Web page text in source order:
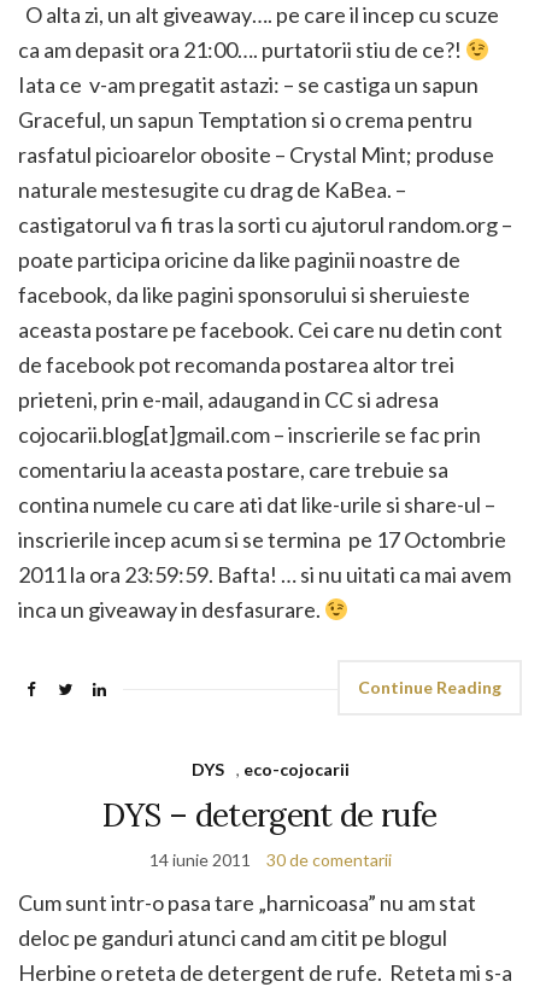
O alta zi, un alt giveaway…. pe care il incep cu scuze
ca am depasit ora 21:00…. purtatorii stiu de ce?!
Iata ce v-am pregatit astazi: – se castiga un sapun
Graceful, un sapun Temptation si o crema pentru
rasfatul picioarelor obosite – Crystal Mint; produse
naturale mestesugite cu drag de KaBea. –
castigatorul va fi tras la sorti cu ajutorul random.org –
poate participa oricine da like paginii noastre de
facebook, da like pagini sponsorului si sheruieste
aceasta postare pe facebook. Cei care nu detin cont
de facebook pot recomanda postarea altor trei
prieteni, prin e-mail, adaugand in CC si adresa
cojocarii.blog[at]gmail.com – inscrierile se fac prin
comentariu la aceasta postare, care trebuie sa
contina numele cu care ati dat like-urile si share-ul –
inscrierile incep acum si se termina pe 17 Octombrie
2011 la ora 23:59:59. Bafta! … si nu uitati ca mai avem
inca un giveaway in desfasurare.
Continue Reading
DYS , eco-cojocarii
DYS – detergent de rufe
14 iunie 2011 30 de comentarii
Cum sunt intr-o pasa tare „harnicoasa” nu am stat
deloc pe ganduri atunci cand am citit pe blogul
Herbine o reteta de detergent de rufe. Reteta mi s-a